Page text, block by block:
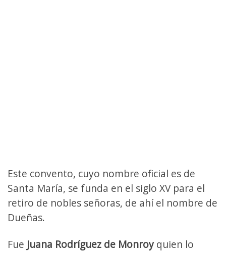
Este convento, cuyo nombre oficial es de
Santa María, se funda en el siglo XV para el
retiro de nobles señoras, de ahí el nombre de
Dueñas.
Fue Juana Rodríguez de Monroyquien lo